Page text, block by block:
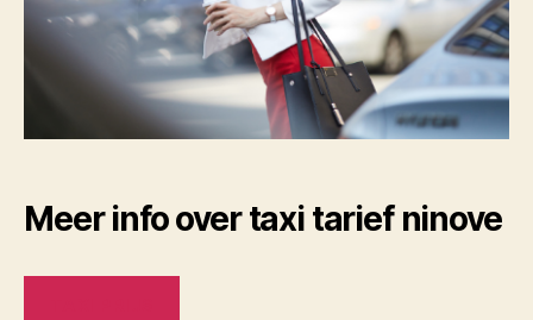
Meer info over taxi tarief ninove